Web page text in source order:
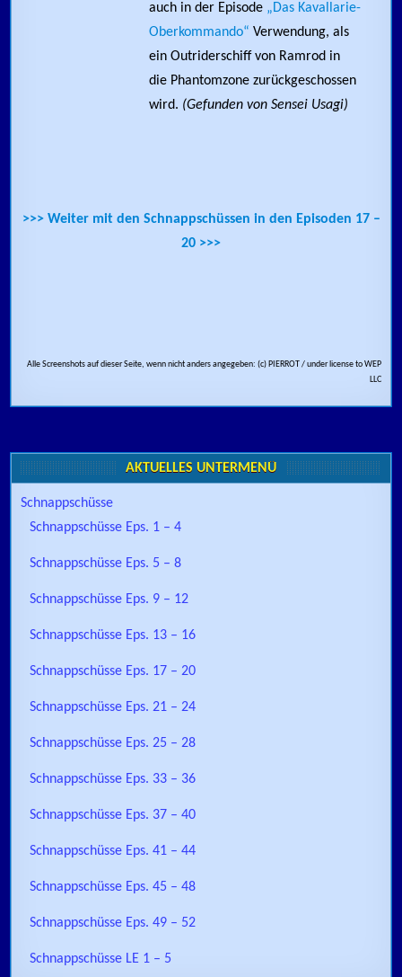
auch in der Episode „Das Kavallarie-
Oberkommando“ Verwendung, als
ein Outriderschiff von Ramrod in
die Phantomzone zurückgeschossen
wird. (Gefunden von Sensei Usagi)
>>> Weiter mit den Schnappschüssen in den Episoden 17 –
20 >>>
Alle Screenshots auf dieser Seite, wenn nicht anders angegeben: (c) PIERROT / under license to WEP
LLC
AKTUELLES UNTERMENÜ
Schnappschüsse
Schnappschüsse Eps. 1 – 4
Schnappschüsse Eps. 5 – 8
Schnappschüsse Eps. 9 – 12
Schnappschüsse Eps. 13 – 16
Schnappschüsse Eps. 17 – 20
Schnappschüsse Eps. 21 – 24
Schnappschüsse Eps. 25 – 28
Schnappschüsse Eps. 33 – 36
Schnappschüsse Eps. 37 – 40
Schnappschüsse Eps. 41 – 44
Schnappschüsse Eps. 45 – 48
Schnappschüsse Eps. 49 – 52
Schnappschüsse LE 1 – 5